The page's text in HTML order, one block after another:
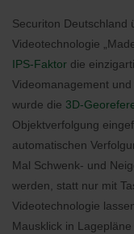
Securiton Deutschland
Videotechnologie
IPS-Faktor die
Videomanagement
wurde die 3D-
Objektverfolgung
automatischen
Mal Schwenk- und
werden, statt nur mit
Videotechnologie
Mausklick in